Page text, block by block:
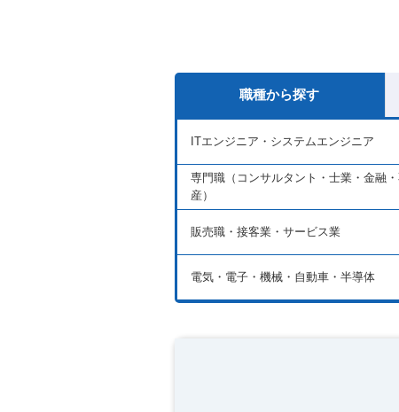
職種から探す
ITエンジニア・システムエンジニア
専門職（コンサルタント・士業・金融
産）
販売職・接客業・サービス業
電気・電子・機械・自動車・半導体